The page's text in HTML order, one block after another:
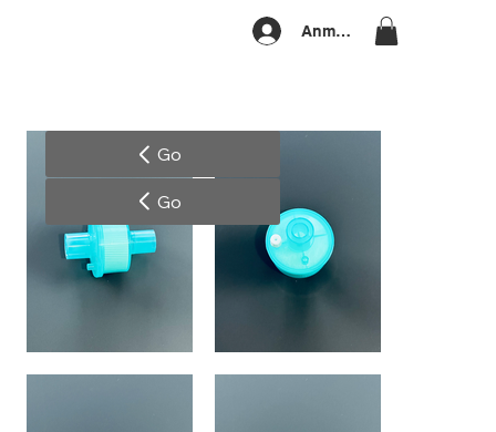
Anmelden
Go
Go